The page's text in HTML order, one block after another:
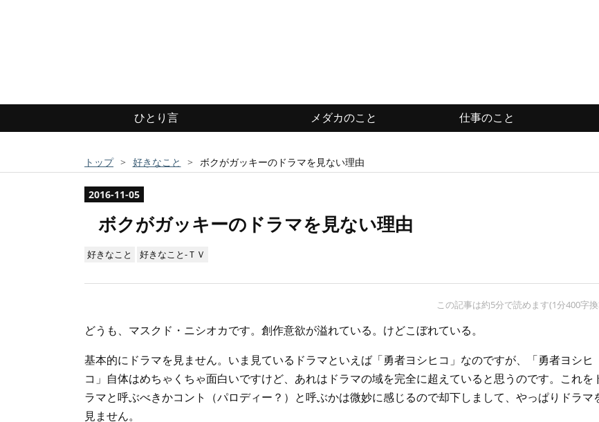
ひとり言 メダカのこと 仕事のこと
トップ > 好きなこと > ボクがガッキーのドラマを見ない理由
2016-11-05
ボクがガッキーのドラマを見ない理由
好きなこと 好きなこと-ＴＶ
この記事は約5分で読めます(1分400字
どうも、マスクド・ニシオカです。創作意欲が溢れている。けどこぼれている。
基本的にドラマを見ません。いま見ているドラマといえば「勇者ヨシヒコ」なのですが、「勇者ヨシヒ
コ」自体はめちゃくちゃ面白いですけど、あれはドラマの域を完全に超えていると思うのです。これを
ラマと呼ぶべきかコント（パロディー？）と呼ぶかは微妙に感じるので却下しまして、やっぱりドラマ
見ません。